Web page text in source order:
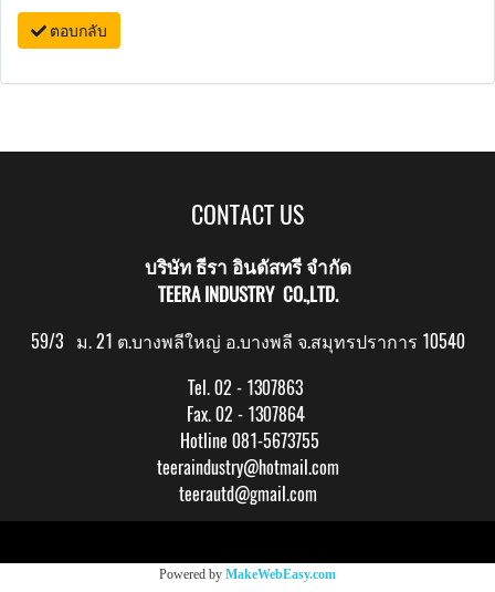
ตอบกลับ
CONTACT US
บริษัท ธีรา อินดัสทรี จำกัด
TEERA INDUSTRY CO.,LTD.
59/3 ม. 21 ต.บางพลีใหญ่ อ.บางพลี จ.สมุทรปราการ 10540
Tel. 02 - 1307863
Fax. 02 - 1307864
Hotline 081-5673755
teeraindustry@hotmail.com
teerautd@gmail.com
Powered by MakeWebEasy.com